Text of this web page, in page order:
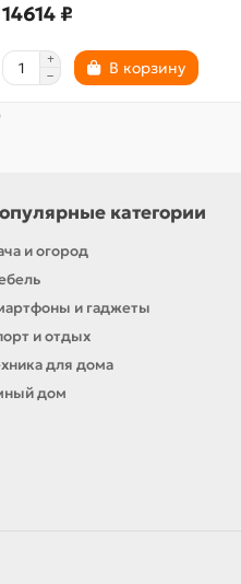
14614 ₽
В корзину
категории
и огород
и гаджеты
и отдых
для дома
дом